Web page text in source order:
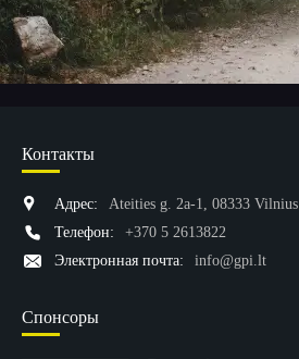
Контакты
Адрес:
Ateities g. 2a-1, 08333 Vilnius
Телефон:
+370 5 2613822
Электронная почта:
info@gpi.lt
Спонсоры